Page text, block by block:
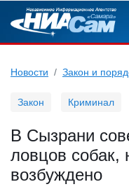
Новости Закон и
Закон Криминал
В Сызрани
ловцов собак,
возбуждено